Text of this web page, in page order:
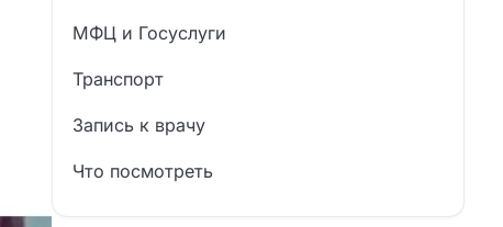
МФЦ и Госуслуги
Транспорт
Запись к врачу
Что посмотреть